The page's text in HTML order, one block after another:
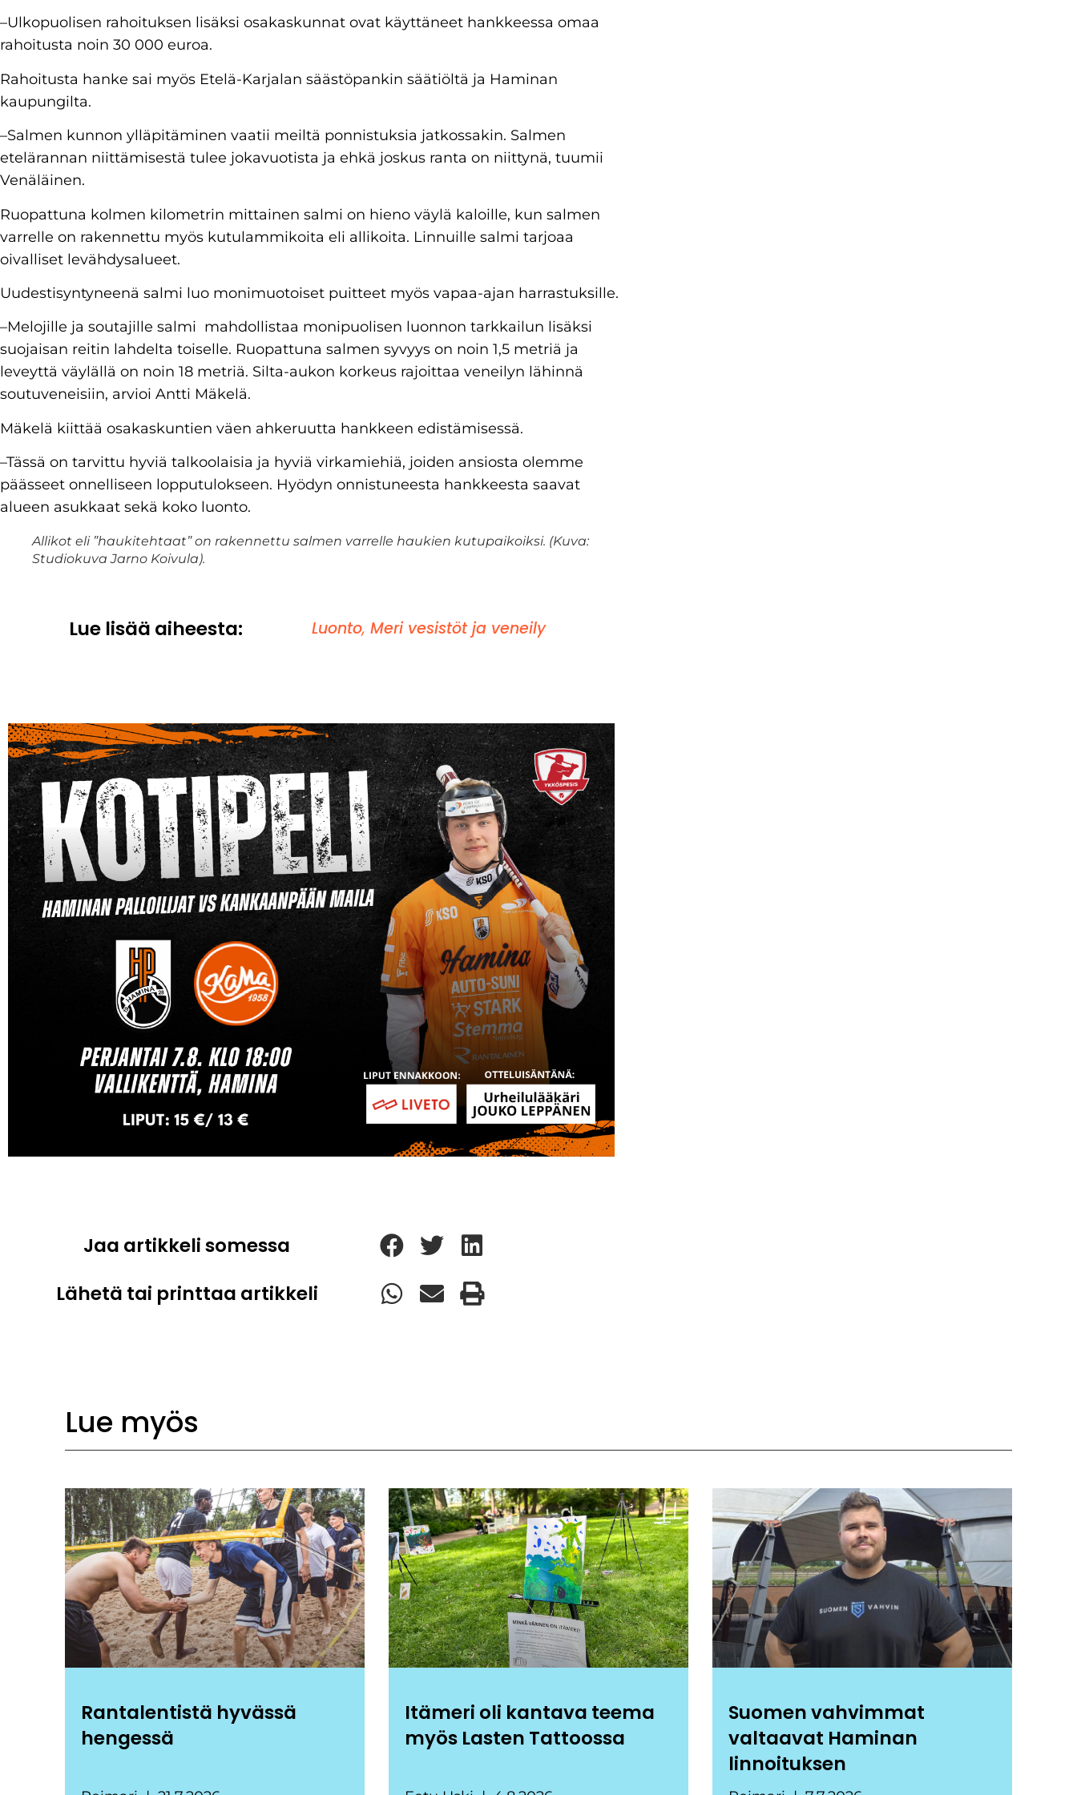
–Ulkopuolisen rahoituksen lisäksi osakaskunnat ovat käyttäneet hankkeessa omaa
rahoitusta noin 30 000 euroa.
Rahoitusta hanke sai myös Etelä-Karjalan säästöpankin säätiöltä ja Haminan
kaupungilta.
–Salmen kunnon ylläpitäminen vaatii meiltä ponnistuksia jatkossakin. Salmen
etelärannan niittämisestä tulee jokavuotista ja ehkä joskus ranta on niittynä, tuumii
Venäläinen.
Ruopattuna kolmen kilometrin mittainen salmi on hieno väylä kaloille, kun salmen
varrelle on rakennettu myös kutulammikoita eli allikoita. Linnuille salmi tarjoaa
oivalliset levähdysalueet.
Uudestisyntyneenä salmi luo monimuotoiset puitteet myös vapaa-ajan harrastuksille.
–Melojille ja soutajille salmi mahdollistaa monipuolisen luonnon tarkkailun lisäksi
suojaisan reitin lahdelta toiselle. Ruopattuna salmen syvyys on noin 1,5 metriä ja
leveyttä väylällä on noin 18 metriä. Silta-aukon korkeus rajoittaa veneilyn lähinnä
soutuveneisiin, arvioi Antti Mäkelä.
Mäkelä kiittää osakaskuntien väen ahkeruutta hankkeen edistämisessä.
–Tässä on tarvittu hyviä talkoolaisia ja hyviä virkamiehiä, joiden ansiosta olemme
päässeet onnelliseen lopputulokseen. Hyödyn onnistuneesta hankkeesta saavat
alueen asukkaat sekä koko luonto.
Allikot eli ”haukitehtaat” on rakennettu salmen varrelle haukien kutupaikoiksi. (Kuva:
Studiokuva Jarno Koivula).
Lue lisää aiheesta: Luonto, Meri vesistöt ja veneily
Jaa artikkeli somessa
Lähetä tai printtaa artikkeli
Lue myös
Rantalentistä hyvässä
hengessä
Itämeri oli kantava teema
myös Lasten Tattoossa
Suomen vahvimmat
valtaavat Haminan
linnoituksen